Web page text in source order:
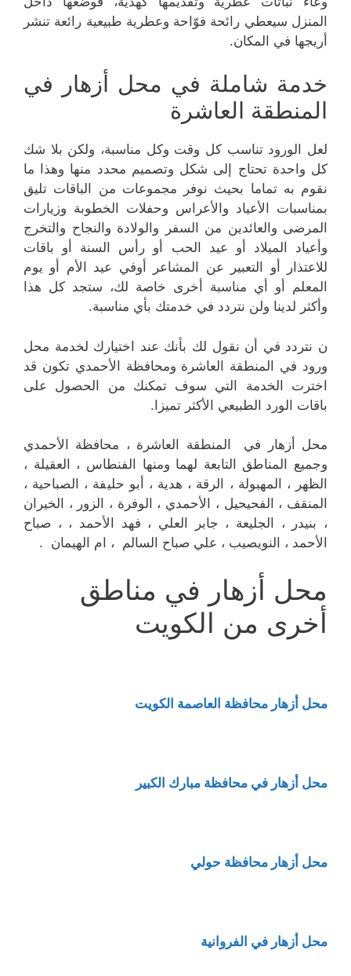
المنزل سيعطي رائحة فوّاحة وعطرية طبيعية رائعة تنشر
أريجها في المكان.
خدمة شاملة في محل أزهار في
المنطقة العاشرة
لعل الورود تناسب كل وقت وكل مناسبة، ولكن بلا شك
كل واحدة تحتاج إلى شكل وتصميم محدد منها وهذا ما
نقوم به تماما بحيث نوفر مجموعات من الباقات تليق
بمناسبات الأعياد والأعراس وحفلات الخطوبة وزيارات
المرضى والعائدين من السفر والولادة والنجاح والتخرج
وأعياد الميلاد أو عيد الحب أو رأس السنة أو باقات
للاعتذار أو التعبير عن المشاعر أوفي عيد الأم أو يوم
المعلم أو أي مناسبة أخرى خاصة لك، ستجد كل هذا
وأكثر لدينا ولن نتردد في خدمتك بأي مناسبة.
ن نتردد في أن نقول لك بأنك عند اختيارك لخدمة محل
ورود في المنطقة العاشرة ومحافظة الأحمدي تكون قد
اخترت الخدمة التي سوف تمكنك من الحصول على
باقات الورد الطبيعي الأكثر تميزا.
محل أزهار في المنطقة العاشرة ، محافظة الأحمدي
وجميع المناطق التابعة لهما ومنها الفنطاس ، العقيلة ،
الظهر ، المهبولة ، الرقة ، هدية ، أبو حليفة ، الصباحية ،
المنقف ، الفحيحيل ، الأحمدي ، الوفرة ، الزور ، الخيران
، بنيدر ، الجليعة ، جابر العلي ، فهد الأحمد ، ، صباح
الأحمد ، النويصيب ، علي صباح السالم ، ام الهيمان .
محل أزهار في مناطق
أخرى من الكويت
محل أزهار محافظة العاصمة الكويت
محل أزهار في محافظة مبارك الكبير
محل أزهار محافظة حولي
محل أزهار في الفروانية